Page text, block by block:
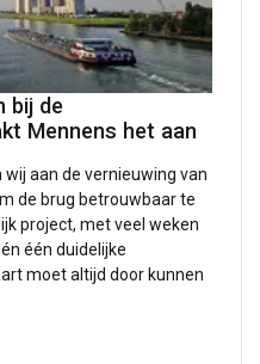
bij de
Mennens het aan
aan de vernieuwing van
de brug betrouwbaar te
project, met veel weken
één duidelijke
moet altijd door kunnen